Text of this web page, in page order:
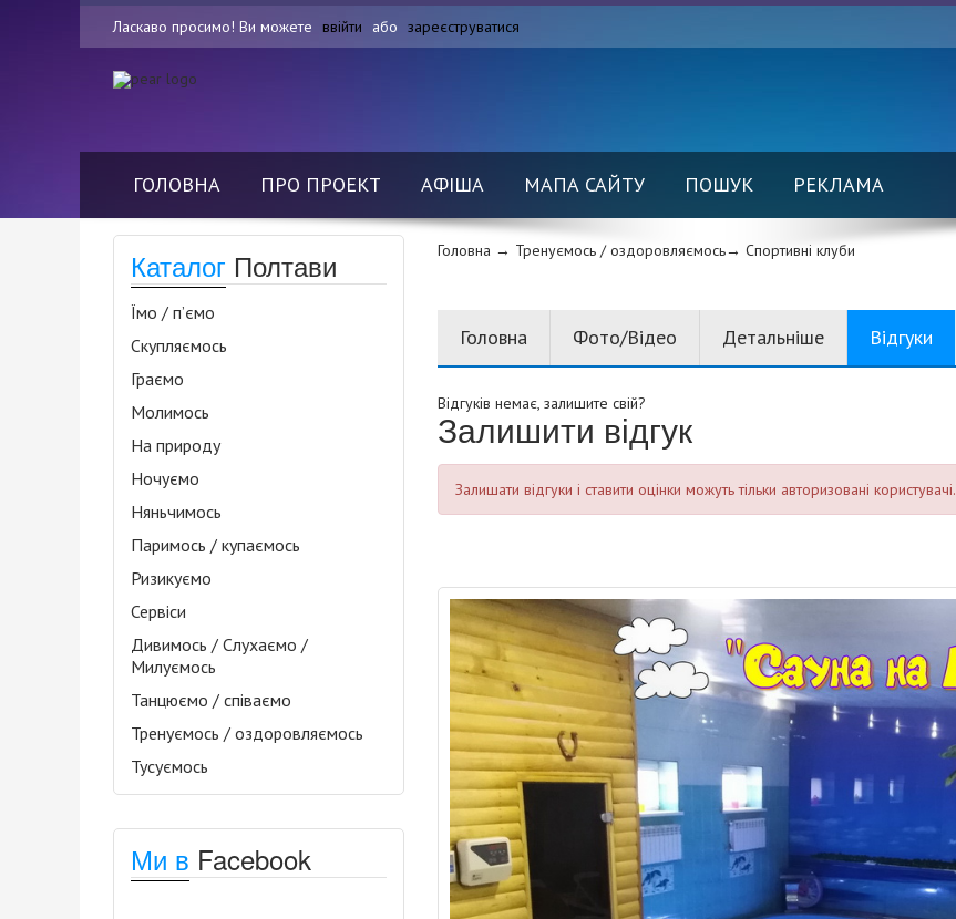
Ласкаво просимо! Ви можете ввійти або зареєструватися
ГОЛОВНА ПРО ПРОЕКТ АФІША МАПА САЙТУ ПОШУК РЕКЛАМА
Каталог Полтави
Їмо / п’ємо
Скупляємось
Граємо
Молимось
На природу
Ночуємо
Няньчимось
Паримось / купаємось
Ризикуємо
Сервіси
Дивимось / Слухаємо /
Милуємось
Танцюємо / співаємо
Тренуємось / оздоровляємось
Тусуємось
Ми в Facebook
Головна → Тренуємось / оздоровляємось→ Спортивні клуби
Головна Фото/Відео Детальніше Відгуки
Відгуків немає, залишите свій?
Залишити відгук
Залишати відгуки і ставити оцінки можуть тільки авторизовані користувачі.